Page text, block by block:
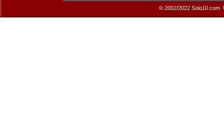
© 2002/2022 Solo10.com